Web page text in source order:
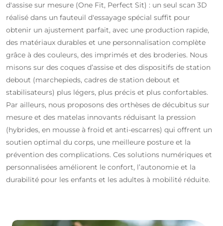
d'assise sur mesure (One Fit, Perfect Sit) : un seul scan 3D
réalisé dans un fauteuil d'essayage spécial suffit pour
obtenir un ajustement parfait, avec une production rapide,
des matériaux durables et une personnalisation complète
grâce à des couleurs, des imprimés et des broderies. Nous
misons sur des coques d’assise et des dispositifs de station
debout (marchepieds, cadres de station debout et
stabilisateurs) plus légers, plus précis et plus confortables.
Par ailleurs, nous proposons des orthèses de décubitus sur
mesure et des matelas innovants réduisant la pression
(hybrides, en mousse à froid et anti-escarres) qui offrent un
soutien optimal du corps, une meilleure posture et la
prévention des complications. Ces solutions numériques et
personnalisées améliorent le confort, l’autonomie et la
durabilité pour les enfants et les adultes à mobilité réduite.